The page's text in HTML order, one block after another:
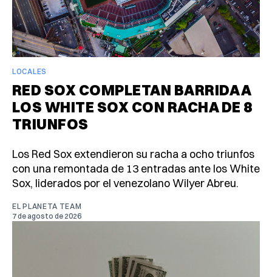
LOCALES
RED SOX COMPLETAN BARRIDA A
LOS WHITE SOX CON RACHA DE 8
TRIUNFOS
Los Red Sox extendieron su racha a ocho triunfos
con una remontada de 13 entradas ante los White
Sox, liderados por el venezolano Wilyer Abreu.
EL PLANETA TEAM
7 de agosto de 2026